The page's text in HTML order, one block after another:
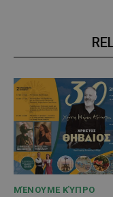
ΜΈΝΟΥΜΕ ΚΎΠΡΟ